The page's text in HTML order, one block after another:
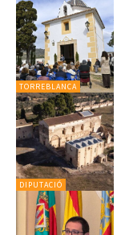
TORREBLANCA
DIPUTACIÓ